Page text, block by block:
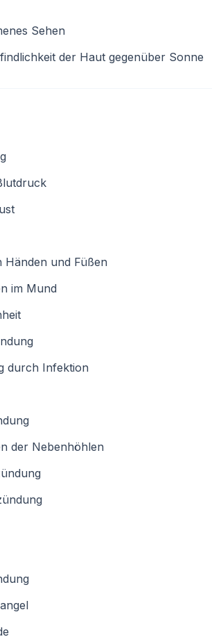
Sehen
der Haut gegenüber Sonne
Händen und Füßen
im Mund
durch Infektion
der Nebenhöhlen